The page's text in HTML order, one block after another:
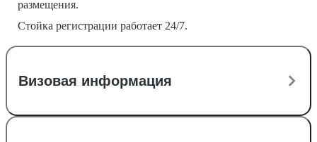
размещения.
Стойка регистрации работает 24/7.
Визовая информация